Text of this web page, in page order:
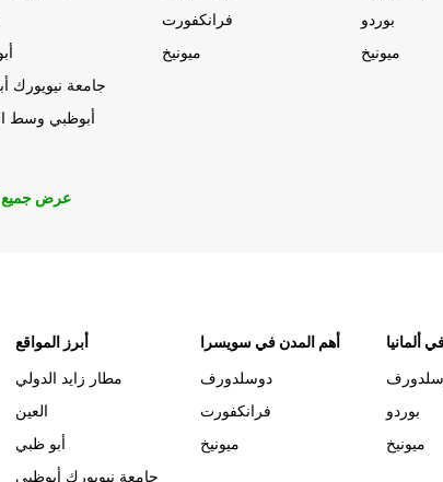
جامعة نيويورك
أبوظبي وسط
فرانكفورت
ميونيخ
بوردو
ميونيخ
عرض جميع
أبرز المواقع
مطار زايد الدولي
العين
أبو ظبي
جامعة نيويورك أبوظبي
أهم المدن في سويسرا
دوسلدورف
فرانكفورت
ميونيخ
ألمانيا
بوردو
ميونيخ